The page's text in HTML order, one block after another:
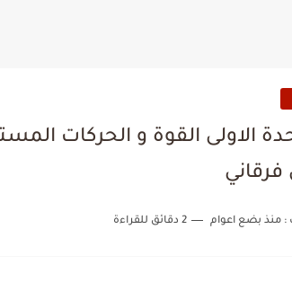
: منذ بضع اعوام 2 دقائق للقراءة